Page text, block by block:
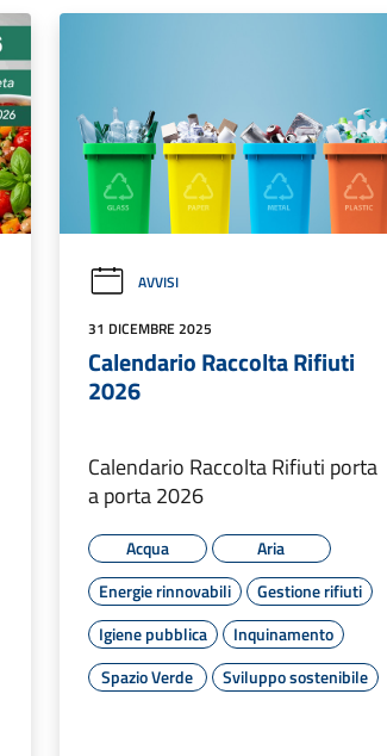
AVVISI
31 DICEMBRE 2025
Calendario Raccolta Rifiuti
2026
Calendario Raccolta Rifiuti porta
a porta 2026
Acqua
Aria
Energie rinnovabili
Gestione rifiuti
Igiene pubblica
Inquinamento
Spazio Verde
Sviluppo sostenibile